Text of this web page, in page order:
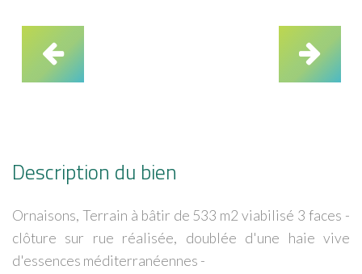
Description du bien
Ornaisons, Terrain à bâtir de 533 m2 viabilisé 3 faces -
clôture sur rue réalisée, doublée d'une haie vive
d'essences méditerranéennes -